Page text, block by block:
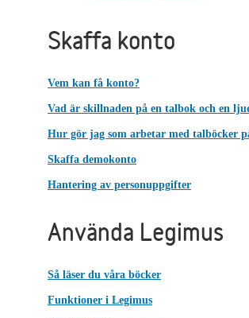
Skaffa konto
Vem kan få konto?
Vad är skillnaden på en talbok och en
Hur gör jag som arbetar med talböcker
Skaffa demokonto
Hantering av personuppgifter
Använda Legimus
Så läser du våra böcker
Funktioner i Legimus